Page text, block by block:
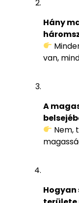
Hány
van,
A
Nem,